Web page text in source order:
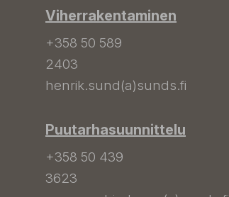
Viherrakentaminen
+358 50 589
2403
henrik.sund(a)sunds.fi
Puutarhasuunnittelu
+358 50 439
3623